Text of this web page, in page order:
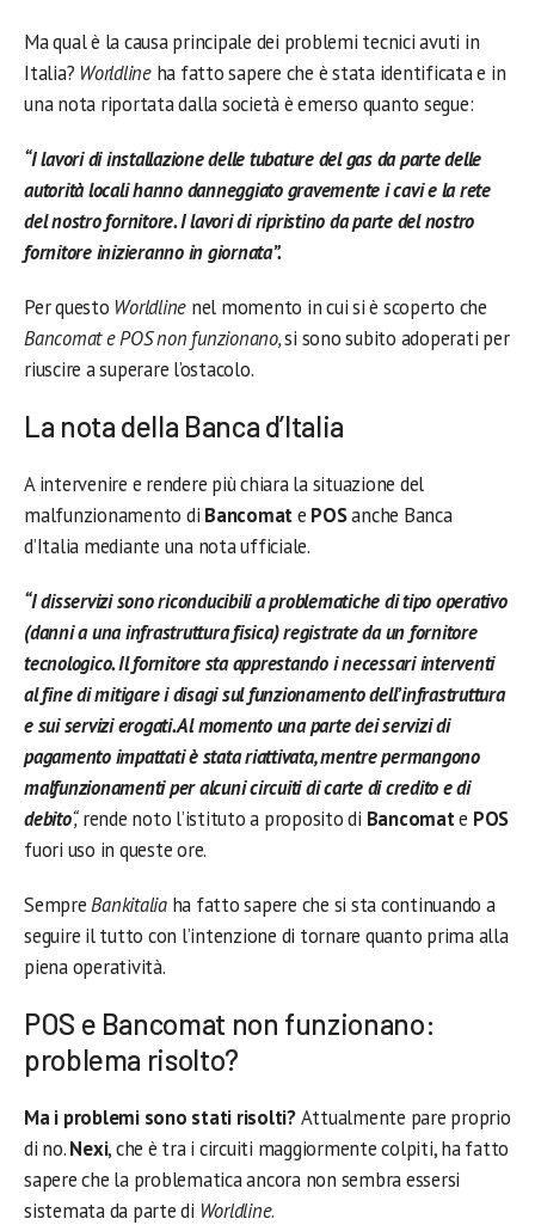
Ma qual è la causa principale dei problemi tecnici avuti in
Italia? Worldlineha fatto sapere che è stata identificata e in
una nota riportata dalla società è emerso quanto segue:
“I lavori di installazione delle tubature del gas da parte delle
autorità locali hanno danneggiato gravemente i cavi e la rete
del nostro fornitore. I lavori di ripristino da parte del nostro
fornitore inizieranno in giornata”.
Per questo Worldline nel momento in cui si è scoperto che
Bancomat e POS non funzionano,si sono subito adoperati per
riuscire a superare l’ostacolo.
La nota della Banca d’Italia
A intervenire e rendere più chiara la situazione del
malfunzionamento di Bancomate POSanche Banca
d’Italia mediante una nota ufficiale.
“I disservizi sono riconducibili a problematiche di tipo operativo
(danni a una infrastruttura fisica) registrate da un fornitore
tecnologico. Il fornitore sta apprestando i necessari interventi
al fine di mitigare i disagi sul funzionamento dell’infrastruttura
e sui servizi erogati. Al momento una parte dei servizi di
pagamento impattati è stata riattivata, mentre permangono
malfunzionamenti per alcuni circuiti di carte di credito e di
debito“,rende noto l’istituto a proposito di Bancomate POS
fuori uso in queste ore.
SempreBankitaliaha fatto sapere che si sta continuando a
seguire il tutto con l’intenzione di tornare quanto prima alla
piena operatività.
POS e Bancomat non funzionano:
problema risolto?
Ma i problemi sono stati risolti?Attualmente pare proprio
di no.Nexi, che è tra i circuiti maggiormente colpiti, ha fatto
sapere che la problematica ancora non sembra essersi
sistemata da parte di Worldline.